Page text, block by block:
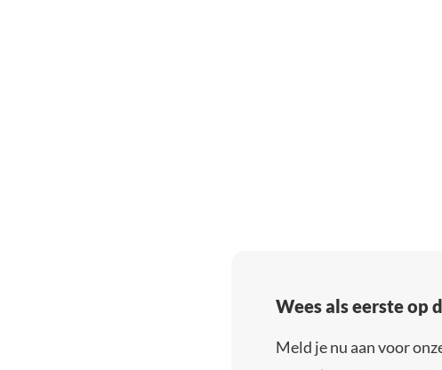
Wees als eerste op
Meld je nu aan voor